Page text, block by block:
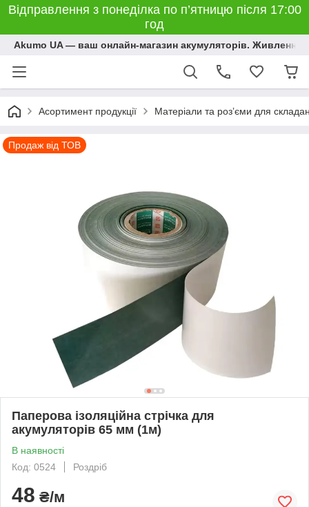
Відправлення з понеділка по п’ятницю після 17:00
год
Akumo UA — ваш онлайн-магазин акумуляторів. Живлення,
Асортимент продукції Матеріали та розʼєми для
Продаж від ТОВ
Паперова ізоляційна стрічка для
акумуляторів 65 мм (1м)
В наявності
Код: 0524
Роздріб
48 ₴/м